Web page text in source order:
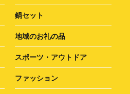
鍋セット
地域のお礼の品
スポーツ・アウトドア
ファッション